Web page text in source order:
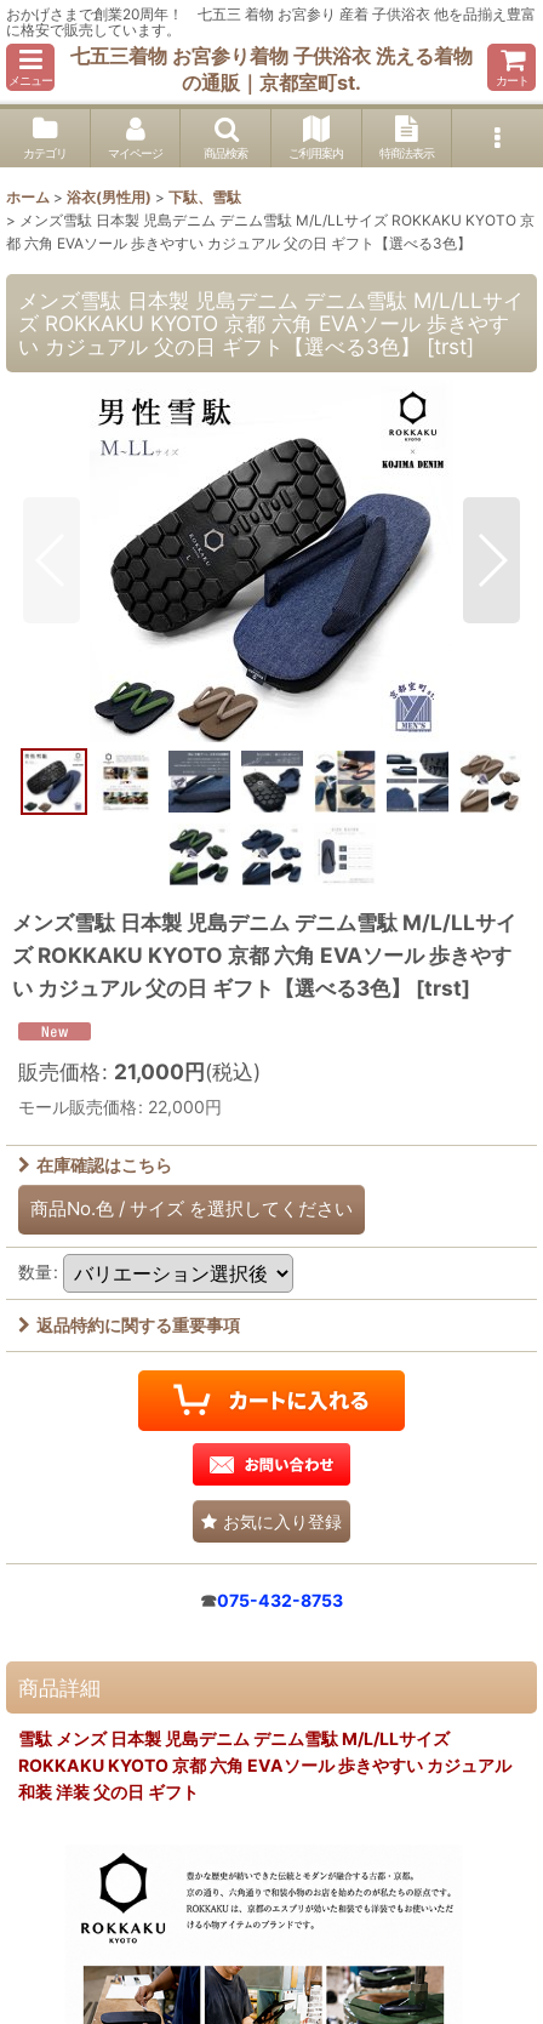
おかげさまで創業20周年！ 七五三 着物 お宮参り 産着 子供浴衣 他を品揃え豊富
に格安で販売しています。
メニュー
七五三着物 お宮参り着物 子供浴衣 洗える着物
の通販｜京都室町st.
カート
カテゴリ マイページ 商品検索 ご利用案内 特商法表示
ホーム > 浴衣(男性用) > 下駄、雪駄
> メンズ雪駄 日本製 児島デニム デニム雪駄 M/L/LLサイズ ROKKAKU KYOTO 京
都 六角 EVAソール 歩きやすい カジュアル 父の日 ギフト【選べる3色】
メンズ雪駄 日本製 児島デニム デニム雪駄 M/L/LLサイ
ズ ROKKAKU KYOTO 京都 六角 EVAソール 歩きやす
い カジュアル 父の日 ギフト【選べる3色】
[trst]
メンズ雪駄 日本製 児島デニム デニム雪駄 M/L/LLサイ
ズ ROKKAKU KYOTO 京都 六角 EVAソール 歩きやす
い カジュアル 父の日 ギフト【選べる3色】
[trst]
販売価格: 21,000円(税込)
モール販売価格: 22,000円
在庫確認はこちら
商品No.色 / サイズ を選択してください
数量:
返品特約に関する重要事項
お気に入り登録
☎075-432-8753
商品詳細
雪駄 メンズ 日本製 児島デニム デニム雪駄 M/L/LLサイズ
ROKKAKU KYOTO 京都 六角 EVAソール 歩きやすい カジュアル
和装 洋装 父の日 ギフト